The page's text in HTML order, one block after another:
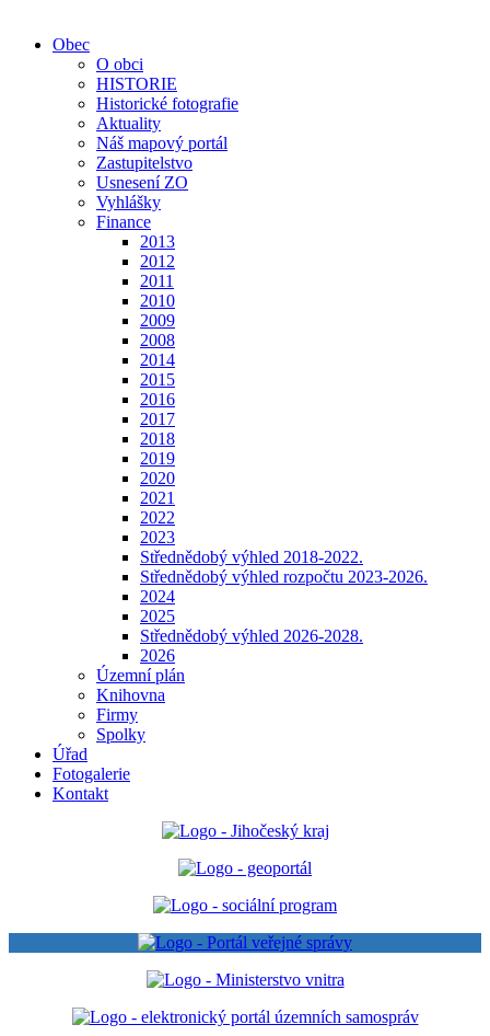
Obec
O obci
HISTORIE
Historické fotografie
Aktuality
Náš mapový portál
Zastupitelstvo
Usnesení ZO
Vyhlášky
Finance
2013
2012
2011
2010
2009
2008
2014
2015
2016
2017
2018
2019
2020
2021
2022
2023
Střednědobý výhled 2018-2022.
Střednědobý výhled rozpočtu 2023-2026.
2024
2025
Střednědobý výhled 2026-2028.
2026
Územní plán
Knihovna
Firmy
Spolky
Úřad
Fotogalerie
Kontakt